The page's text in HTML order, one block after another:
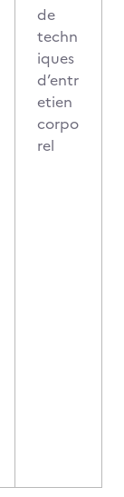
de
techn
iques
d’entr
etien
corpo
rel